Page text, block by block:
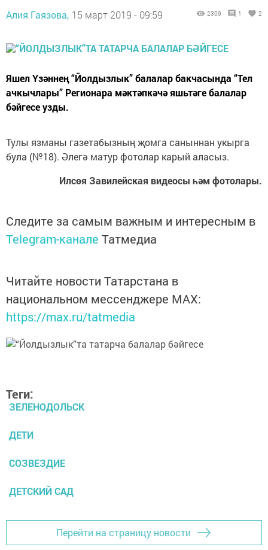
Алия Гаязова, 15 март 2019 - 09:59 2309 1 2
Яшел Үзәннең “Йолдызлык” балалар бакчасында “Тел
ачкычлары” Регионара мәктәпкәчә яшьтәге балалар
бәйгесе узды.
Тулы язманы газетабызның җомга саныннан укырга
була (№18). Әлегә матур фотолар карый аласыз.
Илсөя Завилейская видеосы һәм фотолары.
Следите за самым важным и интересным в
Telegram-канале Татмедиа
Читайте новости Татарстана в
национальном мессенджере MАХ:
https://max.ru/tatmedia
Теги:
ЗЕЛЕНОДОЛЬСК
ДЕТИ
СОЗВЕЗДИЕ
ДЕТСКИЙ САД
Перейти на страницу новости